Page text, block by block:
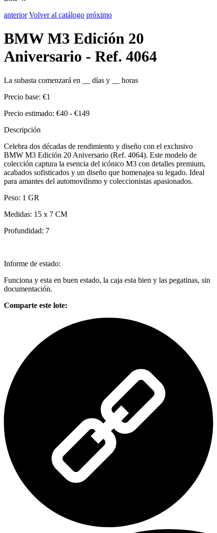
anterior Volver al catálogo próximo
BMW M3 Edición 20
Aniversario - Ref. 4064
La subasta comenzará en días y
horas
Precio base: €1
Precio estimado: €40 - €149
Descripción
Celebra dos décadas de rendimiento y diseño con el exclusivo
BMW M3 Edición 20 Aniversario (Ref. 4064). Este modelo de
colección captura la esencia del icónico M3 con detalles premium,
acabados sofisticados y un diseño que homenajea su legado. Ideal
para amantes del automovilismo y coleccionistas apasionados.
Peso: 1 GR
Medidas: 15 x 7 CM
Profundidad: 7
Informe de estado:
Funciona y esta en buen estado, la caja esta bien y las pegatinas, sin
documentación.
Comparte este lote: